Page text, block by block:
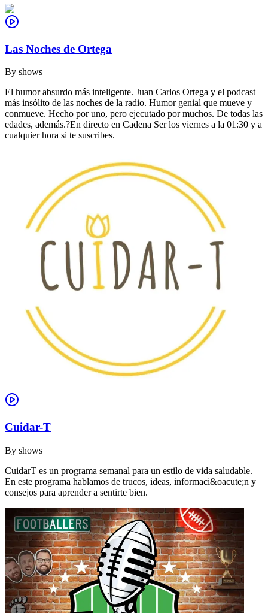
Las Noches de Ortega
By shows
El humor absurdo más inteligente. Juan Carlos Ortega y el podcast
más insólito de las noches de la radio. Humor genial que mueve y
conmueve. Hecho por uno, pero ejecutado por muchos. De todas las
edades, además.?En directo en Cadena Ser los viernes a la 01:30 y a
cualquier hora si te suscribes.
Cuidar-T
By shows
CuidarT es un programa semanal para un estilo de vida saludable.
En este programa hablamos de trucos, ideas, informaci&oacute;n y
consejos para aprender a sentirte bien.